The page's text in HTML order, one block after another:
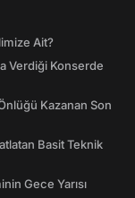
Ait?
Verdiği Konserde
Kazanan Son
Basit Teknik
Gece Yarısı